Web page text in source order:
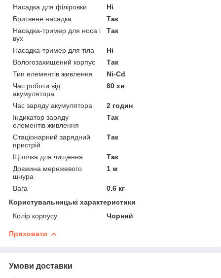
Насадка для філіровки
Ні
Бритвене насадка
Так
Насадка-тример для носа і
вух
Так
Насадка-тример для тіла
Ні
Вологозахищений корпус
Так
Тип елементів живлення
Ni-Cd
Час роботи від
акумулятора
60 хв
Час заряду акумулятора
2 годин
Індикатор заряду
елементів живлення
Так
Стаціонарний зарядний
пристрій
Так
Щіточка для чищення
Так
Довжина мережевого
шнура
1 м
Вага
0.6 кг
Користувальницькі характеристики
Колір корпусу
Чорний
Приховати
Умови доставки